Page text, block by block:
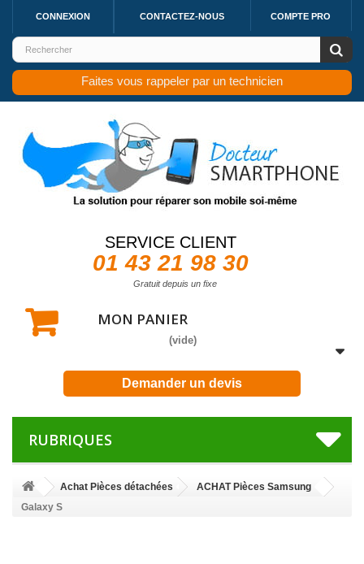
CONNEXION CONTACTEZ-NOUS COMPTE PRO
Faites vous rappeler par un technicien
SERVICE CLIENT
01 43 21 98 30
Gratuit depuis un fixe
MON PANIER
(vide)
Demander un devis
RUBRIQUES
Achat Pièces détachées
ACHAT Pièces Samsung
Galaxy S